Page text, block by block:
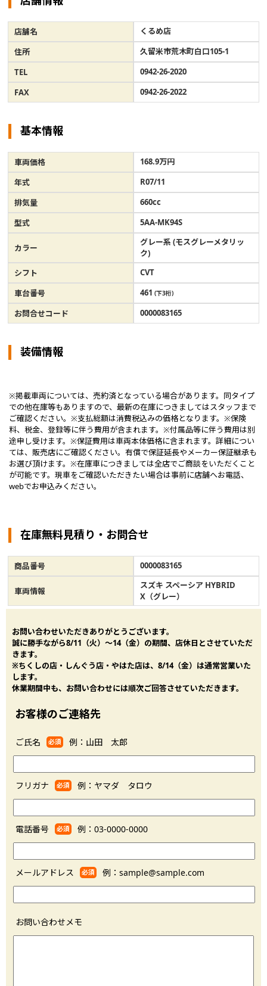
店舗名
くるめ店
住所
久留米市荒木町白口105-1
TEL
0942-26-2020
FAX
0942-26-2022
基本情報
車両価格
168.9万円
年式
R07/11
排気量
660cc
型式
5AA-MK94S
カラー
グレー系 (モスグレーメタリッ
ク)
シフト
CVT
車台番号
461 (下3桁)
お問合せコード 0000083165
装備情報
※掲載車両については、売約済となっている場合があります。同タイプ
での他在庫等もありますので、最新の在庫につきましてはスタッフまで
ご確認ください。※支払総額は消費税込みの価格となります。※保険
料、税金、登録等に伴う費用が含まれます。※付属品等に伴う費用は別
途申し受けます。※保証費用は車両本体価格に含まれます。詳細につい
ては、販売店にご確認ください。有償で保証延長やメーカー保証継承も
お選び頂けます。※在庫車につきましては全店でご商談をいただくこと
が可能です。現車をご確認いただきたい場合は事前に店舗へお電話、
webでお申込みください。
在庫無料見積り・お問合せ
商品番号 0000083165
車両情報
スズキ スペーシア HYBRID
X（グレー）